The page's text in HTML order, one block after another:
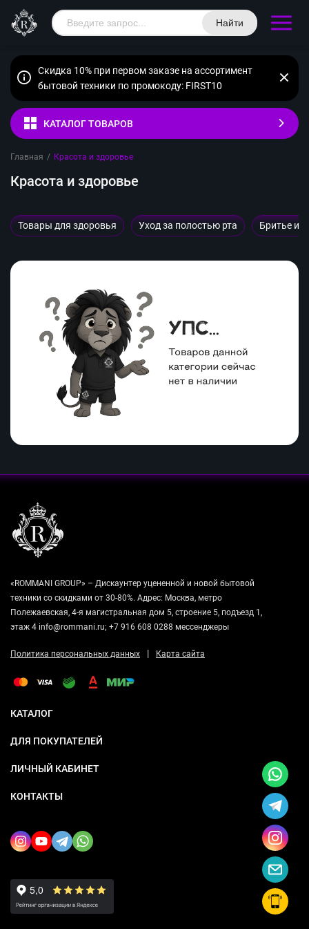
Найти
Скидка 10% при первом заказе на ассортимент
бытовой техники по промокоду: FIRST10
КАТАЛОГ ТОВАРОВ
Главная / Красота и здоровье
Красота и здоровье
Товары для здоровья Уход за полостью рта Бритье и
«ROMMANI GROUP» – Дискаунтер уцененной и новой бытовой
техники со скидками от 30-80%. Адрес: Москва, метро
Полежаевская, 4-я магистральная дом 5, строение 5, подъезд 1,
этаж 4 info@rommani.ru; +7 916 608 0288 мессенджеры
Политика персональных данных | Карта сайта
КАТАЛОГ
ДЛЯ ПОКУПАТЕЛЕЙ
ЛИЧНЫЙ КАБИНЕТ
КОНТАКТЫ